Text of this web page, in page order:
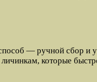
— ручной сбор и
которые